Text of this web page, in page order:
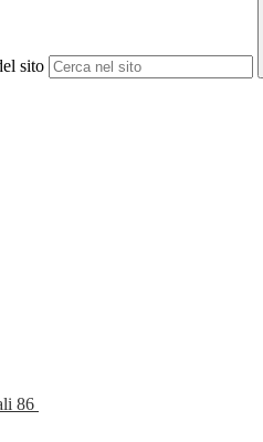
sito
86